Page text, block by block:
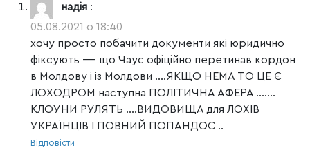
надія :
05.08.2021 о 18:40
хочу просто побачити документи які юридично
фіксують —- що Чаус офіційно перетинав кордон
в Молдову і із Молдови ….ЯКЩО НЕМА ТО ЦЕ Є
ЛОХОДРОМ наступна ПОЛІТИЧНА АФЕРА …….
КЛОУНИ РУЛЯТЬ ….ВИДОВИЩА для ЛОХІВ
УКРАЇНЦІВ І ПОВНИЙ ПОПАНДОС ..
Відповісти